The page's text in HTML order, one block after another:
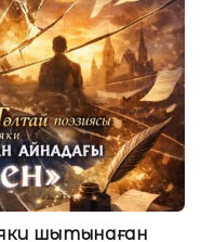
шытынаған